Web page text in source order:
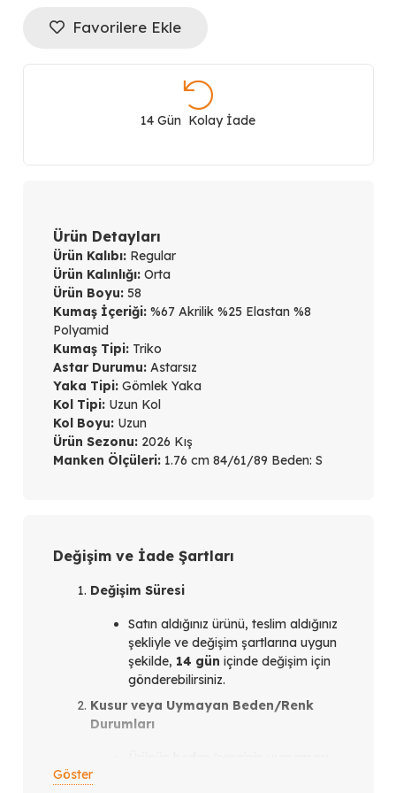
TRİKO
Kazak
66460
adet
Favorilere Ekle
14 Gün Kolay İade
Ürün Detayları
Ürün Kalıbı: Regular
Ürün Kalınlığı: Orta
Ürün Boyu: 58
Kumaş İçeriği: %67 Akrilik %25 Elastan %8
Polyamid
Kumaş Tipi: Triko
Astar Durumu: Astarsız
Yaka Tipi: Gömlek Yaka
Kol Tipi: Uzun Kol
Kol Boyu: Uzun
Ürün Sezonu: 2026 Kış
Manken Ölçüleri: 1.76 cm 84/61/89 Beden: S
Değişim ve İade Şartları
Değişim Süresi
Satın aldığınız ürünü, teslim aldığınız
şekliyle ve değişim şartlarına uygun
şekilde, 14 gün içinde değişim için
gönderebilirsiniz.
Kusur veya Uymayan Beden/Renk
Durumları
Göster